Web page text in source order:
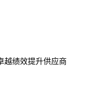
越绩效提升供应商